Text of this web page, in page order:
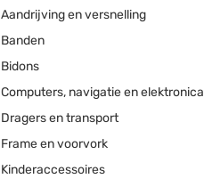
Aandrijving en versnelling
Banden
Bidons
Computers, navigatie en elektronica
Dragers en transport
Frame en voorvork
Kinderaccessoires